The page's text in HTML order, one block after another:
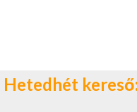
Hetedhét kereső: